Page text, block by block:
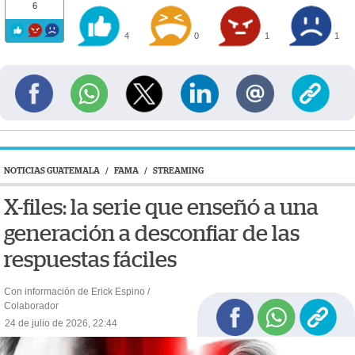
6
4 0 1 1
NOTICIAS GUATEMALA / FAMA / STREAMING
X-files: la serie que enseñó a una
generación a desconfiar de las
respuestas fáciles
Con información de Erick Espino /
Colaborador
24 de julio de 2026, 22:44